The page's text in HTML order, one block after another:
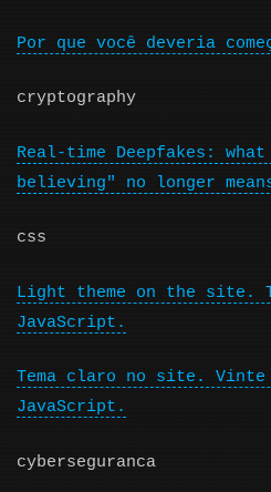
Por que você deveria
cryptography
Real-time Deepfakes:
believing" no longer
css
Light theme on the site.
JavaScript.
Tema claro no site.
JavaScript.
cyberseguranca